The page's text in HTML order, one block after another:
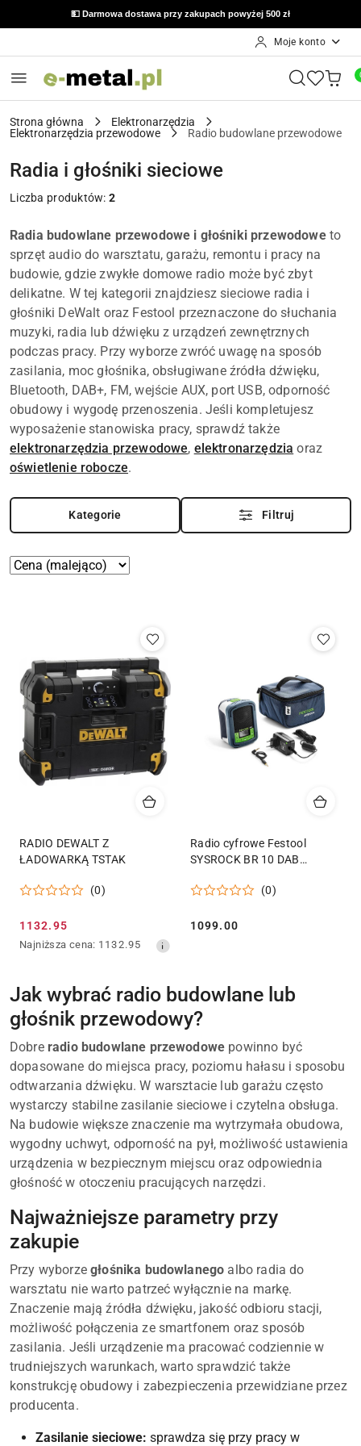
💵 Darmowa dostawa przy zakupach powyżej 500 zł
Moje konto
Strona główna
Elektronarzędzia
Elektronarzędzia przewodowe
Radio budowlane przewodowe
Radia i głośniki sieciowe
Liczba produktów:2
Radia budowlane przewodowe i głośniki przewodoweto
sprzęt audio do warsztatu, garażu, remontu i pracy na
budowie, gdzie zwykłe domowe radio może być zbyt
delikatne. W tej kategorii znajdziesz sieciowe radia i
głośniki DeWalt oraz Festool przeznaczone do słuchania
muzyki, radia lub dźwięku z urządzeń zewnętrznych
podczas pracy. Przy wyborze zwróć uwagę na sposób
zasilania, moc głośnika, obsługiwane źródła dźwięku,
Bluetooth, DAB+, FM, wejście AUX, port USB, odporność
obudowy i wygodę przenoszenia. Jeśli kompletujesz
wyposażenie stanowiska pracy, sprawdź także
elektronarzędzia przewodowe, elektronarzędzia oraz
oświetlenie robocze.
Kategorie Filtruj
Zastosowano
Sortuj
RADIO DEWALT Z
ŁADOWARKĄ TSTAK
(0)
Cena
promocyjna:
1132.95
Najniższa
30
dni
przed
obniżką
Najniższa cena: 1132.95
Radio cyfrowe Festool
SYSROCK BR 10 DAB
(0)
Cena:
1099.00
Jak wybrać radio budowlane lub
głośnik przewodowy?
Dobre radio budowlane przewodowe powinno być
dopasowane do miejsca pracy, poziomu hałasu i sposobu
odtwarzania dźwięku. W warsztacie lub garażu często
wystarczy stabilne zasilanie sieciowe i czytelna obsługa.
Na budowie większe znaczenie ma wytrzymała obudowa,
wygodny uchwyt, odporność na pył, możliwość ustawienia
urządzenia w bezpiecznym miejscu oraz odpowiednia
głośność w otoczeniu pracujących narzędzi.
Najważniejsze parametry przy
zakupie
Przy wyborzegłośnika budowlanego albo radia do
warsztatu nie warto patrzeć wyłącznie na markę.
Znaczenie mają źródła dźwięku, jakość odbioru stacji,
możliwość połączenia ze smartfonem oraz sposób
zasilania. Jeśli urządzenie ma pracować codziennie w
trudniejszych warunkach, warto sprawdzić także
konstrukcję obudowy i zabezpieczenia przewidziane przez
producenta.
Zasilanie sieciowe: sprawdza się przy pracy w